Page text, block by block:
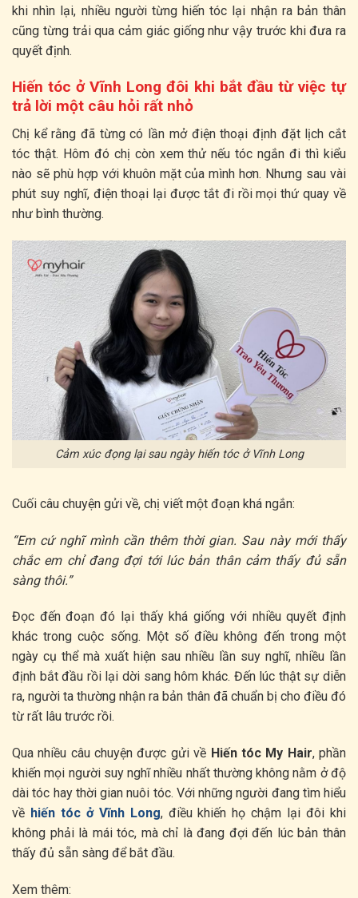
khi nhìn lại, nhiều người từng hiến tóc lại nhận ra bản thân
cũng từng trải qua cảm giác giống như vậy trước khi đưa ra
quyết định.
Hiến tóc ở Vĩnh Long đôi khi bắt đầu từ việc tự
trả lời một câu hỏi rất nhỏ
Chị kể rằng đã từng có lần mở điện thoại định đặt lịch cắt
tóc thật. Hôm đó chị còn xem thử nếu tóc ngắn đi thì kiểu
nào sẽ phù hợp với khuôn mặt của mình hơn. Nhưng sau vài
phút suy nghĩ, điện thoại lại được tắt đi rồi mọi thứ quay về
như bình thường.
Cảm xúc đọng lại sau ngày hiến tóc ở Vĩnh Long
Cuối câu chuyện gửi về, chị viết một đoạn khá ngắn:
“Em cứ nghĩ mình cần thêm thời gian. Sau này mới thấy
chắc em chỉ đang đợi tới lúc bản thân cảm thấy đủ sẵn
sàng thôi.”
Đọc đến đoạn đó lại thấy khá giống với nhiều quyết định
khác trong cuộc sống. Một số điều không đến trong một
ngày cụ thể mà xuất hiện sau nhiều lần suy nghĩ, nhiều lần
định bắt đầu rồi lại dời sang hôm khác. Đến lúc thật sự diễn
ra, người ta thường nhận ra bản thân đã chuẩn bị cho điều đó
từ rất lâu trước rồi.
Qua nhiều câu chuyện được gửi về Hiến tóc My Hair, phần
khiến mọi người suy nghĩ nhiều nhất thường không nằm ở độ
dài tóc hay thời gian nuôi tóc. Với những người đang tìm hiểu
về hiến tóc ở Vĩnh Long, điều khiến họ chậm lại đôi khi
không phải là mái tóc, mà chỉ là đang đợi đến lúc bản thân
thấy đủ sẵn sàng để bắt đầu.
Xem thêm: